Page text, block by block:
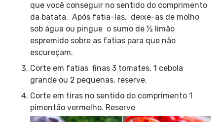
que você conseguir no sentido do comprimento
da batata. Após fatia-las, deixe-as de molho
sob água ou pingue o sumo de ½ limão
espremido sobre as fatias para que não
escureçam.
Corte em fatias finas 3 tomates, 1 cebola
grande ou 2 pequenas, reserve.
Corte em tiras no sentido do comprimento 1
pimentão vermelho. Reserve